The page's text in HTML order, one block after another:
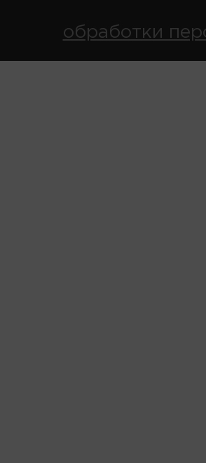
обработки